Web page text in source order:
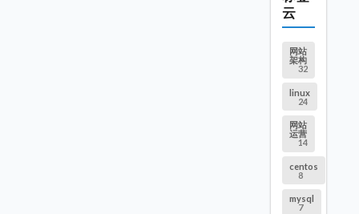
云
网站
架构
32
linux
24
网站
运营
14
centos
8
mysql
7